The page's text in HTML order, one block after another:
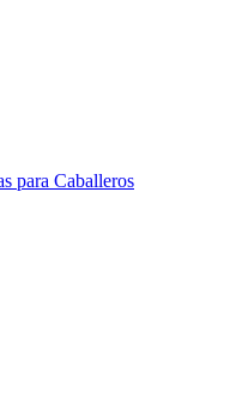
para Caballeros